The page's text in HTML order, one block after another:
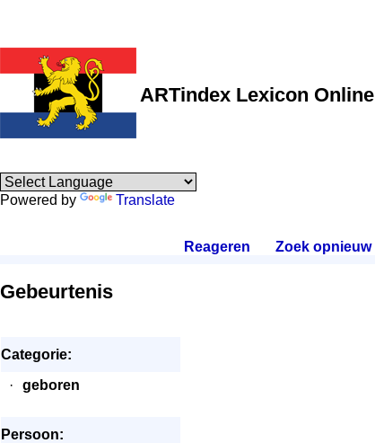
ARTindex Lexicon Online
Powered by Translate
Reageren Zoek opnieuw.
Gebeurtenis
Categorie:
·
geboren
Persoon: